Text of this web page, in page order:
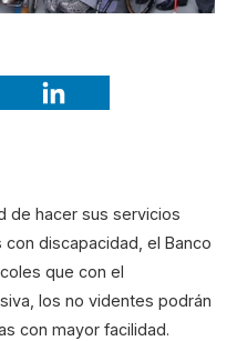
de hacer sus servicios
discapacidad, el Banco
que con el
los no videntes podrán
con mayor facilidad.